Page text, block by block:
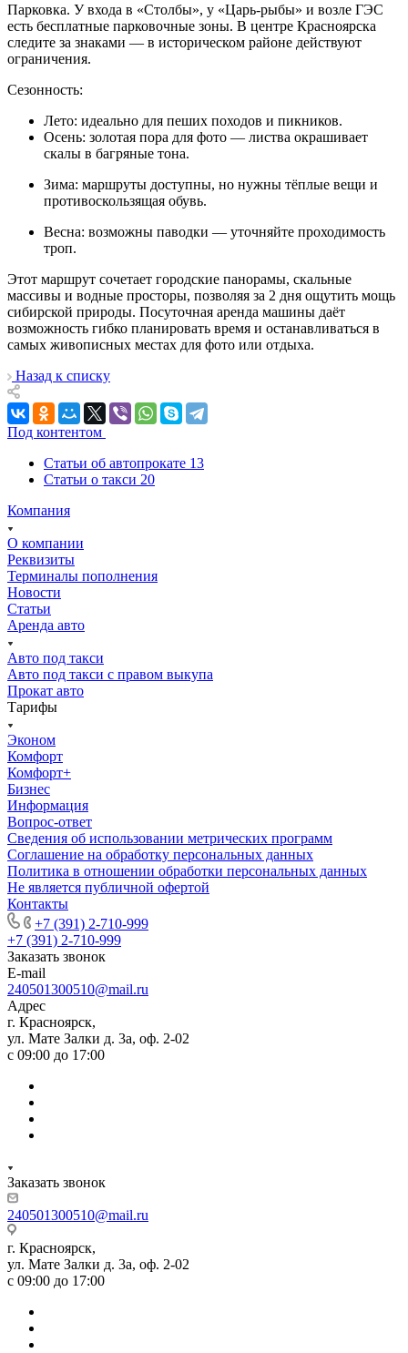
Парковка. У входа в «Столбы», у «Царь‑рыбы» и возле ГЭС
есть бесплатные парковочные зоны. В центре Красноярска
следите за знаками — в историческом районе действуют
ограничения.
Сезонность:
Лето: идеально для пеших походов и пикников.
Осень: золотая пора для фото — листва окрашивает
скалы в багряные тона.
Зима: маршруты доступны, но нужны тёплые вещи и
противоскользящая обувь.
Весна: возможны паводки — уточняйте проходимость
троп.
Этот маршрут сочетает городские панорамы, скальные
массивы и водные просторы, позволяя за 2 дня ощутить мощь
сибирской природы. Посуточная аренда машины даёт
возможность гибко планировать время и останавливаться в
самых живописных местах для фото или отдыха.
Назад к списку
Под контентом
Статьи об автопрокате 13
Статьи о такси 20
Компания
О компании
Реквизиты
Терминалы пополнения
Новости
Статьи
Аренда авто
Авто под такси
Авто под такси с правом выкупа
Прокат авто
Тарифы
Эконом
Комфорт
Комфорт+
Бизнес
Информация
Вопрос-ответ
Сведения об использовании метрических программ
Соглашение на обработку персональных данных
Политика в отношении обработки персональных данных
Не является публичной офертой
Контакты
+7 (391) 2-710-999
+7 (391) 2-710-999
Заказать звонок
E-mail
240501300510@mail.ru
Адрес
г. Красноярск,
ул. Мате Залки д. 3а, оф. 2-02
с 09:00 до 17:00
Заказать звонок
240501300510@mail.ru
г. Красноярск,
ул. Мате Залки д. 3а, оф. 2-02
с 09:00 до 17:00